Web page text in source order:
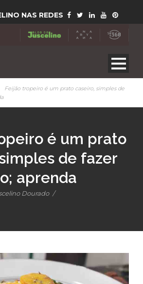
NAS REDES
Feijão tropeiro é um prato caseiro, simples de
é um prato
de fazer
aprenda
Dourado /